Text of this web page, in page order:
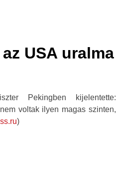
USA uralma
Pekingben kijelentette:
voltak ilyen magas szinten,
)